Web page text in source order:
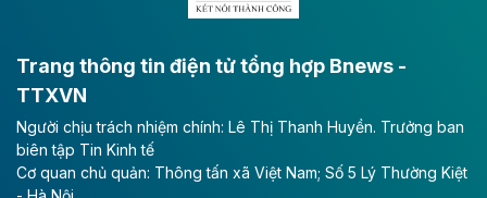
Long Thành
Tổng công ty Cảng hàng không Việt Nam - CTCP
(ACV) vừa lập kỷ lục mới về lợi nhuận trong quý
II/2026.
Trang thông tin điện tử tổng hợp Bnews -
TTXVN
Người chịu trách nhiệm chính: Lê Thị Thanh Huyền. Trưởng ban
biên tập Tin Kinh tế
Cơ quan chủ quản: Thông tấn xã Việt Nam; Số 5 Lý Thường Kiệt